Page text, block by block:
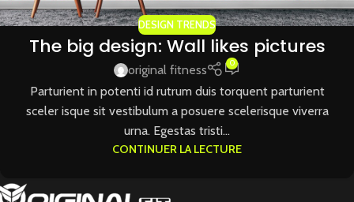
DESIGN TRENDS
The big design: Wall likes pictures
original fitness 0
Parturient in potenti id rutrum duis torquent parturient
sceler isque sit vestibulum a posuere scelerisque viverra
urna. Egestas tristi...
CONTINUER LA LECTURE